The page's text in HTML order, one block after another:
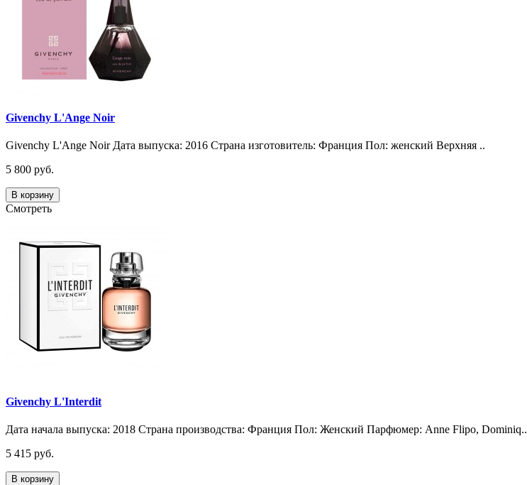
Givenchy L'Ange Noir
Givenchy L'Ange Noir Дата выпуска: 2016 Страна изготовитель: Франция Пол: женский Верхняя ..
5 800 руб.
В корзину
Смотреть
Givenchy L'Interdit
Дата начала выпуска: 2018 Страна производства: Франция Пол: Женский Парфюмер: Anne Flipo, Dominiq..
5 415 руб.
В корзину